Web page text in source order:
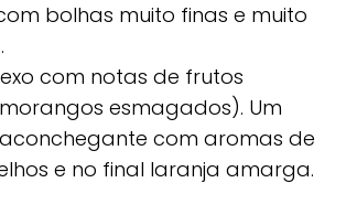
bolhas muito finas e muito
com notas de frutos
esmagados). Um
com aromas de
e no final laranja amarga.